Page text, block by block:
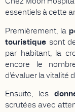
essentiels à cette
Premièrement, la
touristique sont
par habitant, la
encore le
d’évaluer la vitalité
Ensuite, les
scrutées avec